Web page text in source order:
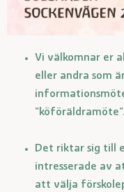
Vi välkomnar er
eller andra som
"köföräldramöte".
Det riktar sig till
intresserade av
att välja